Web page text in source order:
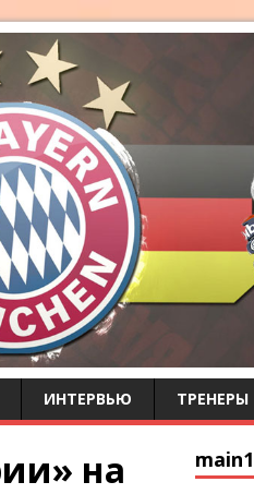
ИНТЕРВЬЮ ТРЕНЕРЫ
на
main1